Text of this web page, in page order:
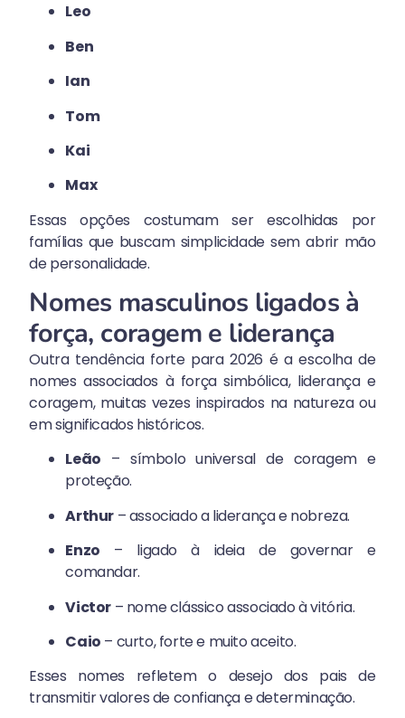
Leo
Ben
Ian
Tom
Kai
Max
Essas opções costumam ser escolhidas por
famílias que buscam simplicidade sem abrir mão
de personalidade.
Nomes masculinos ligados à
força, coragem e liderança
Outra tendência forte para 2026 é a escolha de
nomes associados à força simbólica, liderança e
coragem, muitas vezes inspirados na natureza ou
em significados históricos.
Leão – símbolo universal de coragem e
proteção.
Arthur – associado a liderança e nobreza.
Enzo – ligado à ideia de governar e
comandar.
Victor – nome clássico associado à vitória.
Caio – curto, forte e muito aceito.
Esses nomes refletem o desejo dos pais de
transmitir valores de confiança e determinação.